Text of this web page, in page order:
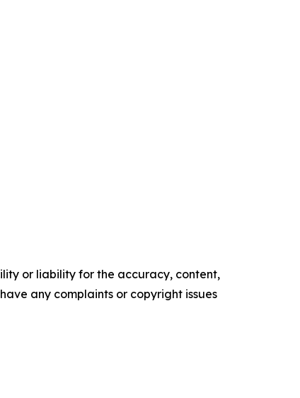
or liability for the accuracy, content,
any complaints or copyright issues